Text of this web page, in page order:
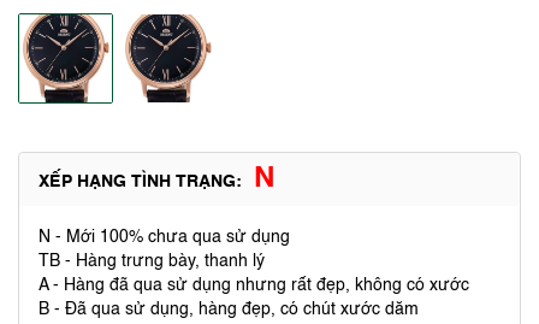
XẾP HẠNG TÌNH TRẠNG: N
N - Mới 100% chưa qua sử dụng
TB - Hàng trưng bày, thanh lý
A - Hàng đã qua sử dụng nhưng rất đẹp, không có xước
B - Đã qua sử dụng, hàng đẹp, có chút xước dăm